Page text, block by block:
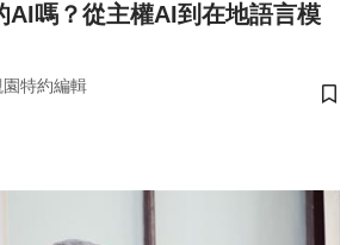
AI嗎？從主權AI到在地語言模
特約編輯
儲